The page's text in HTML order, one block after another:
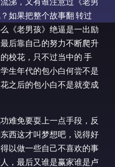
如果把整个故事翻 转过
《老男孩》绝逼是一出励
后靠自己的努力不断爬升
校花，只不过当中的 手
生年代的包小白何尝不是
之后的包小白不是就变成
难免要耍上一点手段，反
西这才叫梦想吧，说得好
以做一些自己不喜欢的事
，最后又谁是赢家谁是卢